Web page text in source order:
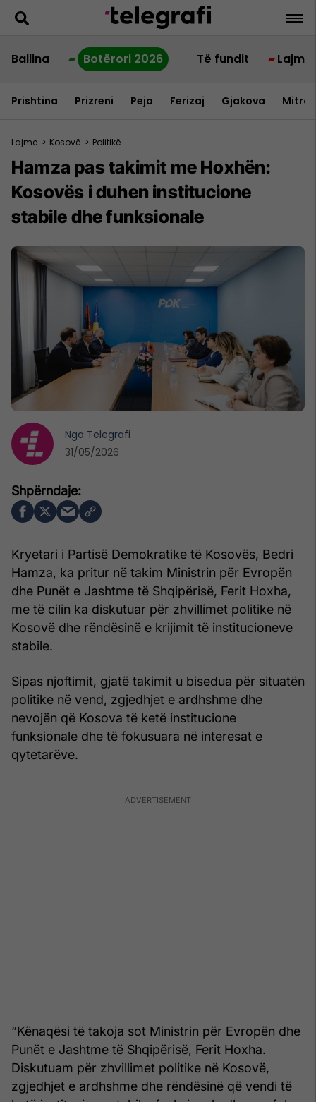
Ballina Botërori 2026 Të fundit Lajme
Prishtina Prizreni Peja Ferizaj Gjakova
Lajme > Kosovë > Politikë
Hamza pas takimit me Hoxhën:
Kosovës i duhen institucione
stabile dhe funksionale
Kryetari i Partisë Demokratike të Kosovës, Bedri
Hamza, ka pritur në takim Ministrin për Evropën
dhe Punët e Jashtme të Shqipërisë, Ferit Hoxha,
me të cilin ka diskutuar për zhvillimet politike në
Kosovë dhe rëndësinë e krijimit të institucioneve
stabile.
Sipas njoftimit, gjatë takimit u bisedua për situatën
politike në vend, zgjedhjet e ardhshme dhe
nevojën që Kosova të ketë institucione
funksionale dhe të fokusuara në interesat e
qytetarëve.
“Kënaqësi të takoja sot Ministrin për Evropën dhe
Punët e Jashtme të Shqipërisë, Ferit Hoxha.
Diskutuam për zhvillimet politike në Kosovë,
zgjedhjet e ardhshme dhe rëndësinë që vendi të
Nga Telegrafi
31/05/2026